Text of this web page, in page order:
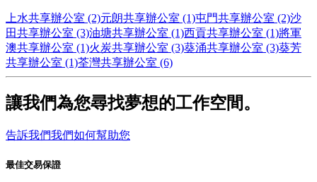
上水共享辦公室 (2)元朗共享辦公室 (1)屯門共享辦公室 (2)沙
田共享辦公室 (3)油塘共享辦公室 (1)西貢共享辦公室 (1)將軍
澳共享辦公室 (1)火炭共享辦公室 (3)葵涌共享辦公室 (3)葵芳
共享辦公室 (1)荃灣共享辦公室 (6)
讓我們為您尋找夢想的工作空間。
告訴我們我們如何幫助您
最佳交易保證